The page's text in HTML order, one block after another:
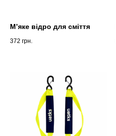
Мʼяке відро для сміття
372 грн.